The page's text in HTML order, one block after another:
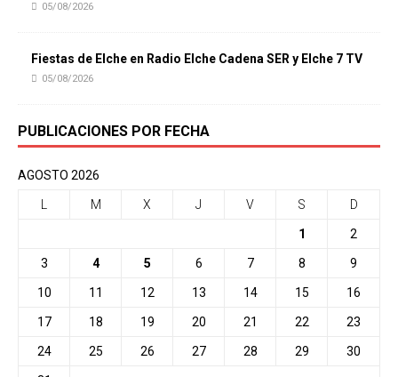
05/08/2026
Fiestas de Elche en Radio Elche Cadena SER y Elche 7 TV
05/08/2026
PUBLICACIONES POR FECHA
AGOSTO 2026
M X J V S D
1 2
3 4 5 6 7 8 9
10 11 12 13 14 15 16
17 18 19 20 21 22 23
24 25 26 27 28 29 30